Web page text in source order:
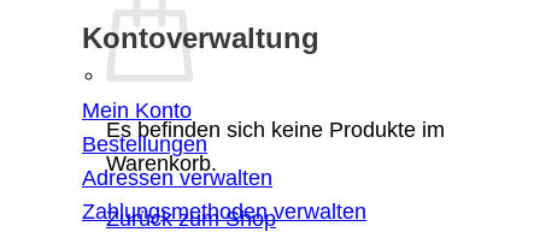
Es befinden sich keine Produkte im
Warenkorb.
Zurück zum Shop
Kontoverwaltung
Mein Konto
Bestellungen
Adressen verwalten
Zahlungsmethoden verwalten